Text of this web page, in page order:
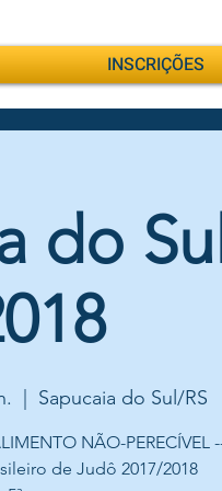
INSCRIÇÕES
do
Sapucaia do Sul/RS
NÃO-PERECÍVEL
de Judô 2017/2018